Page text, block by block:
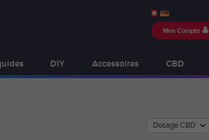
DIY Accessoires CBD
Mon Compte
Dosage CBD